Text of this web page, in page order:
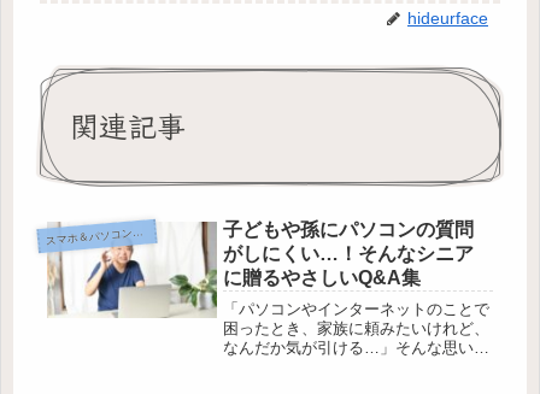
hideurface
関連記事
スマホ＆パソコンで広がる毎日
子どもや孫にパソコンの質問
がしにくい…！そんなシニア
に贈るやさしいQ&A集
「パソコンやインターネットのことで
困ったとき、家族に頼みたいけれど、
なんだか気が引ける…」そんな思いを